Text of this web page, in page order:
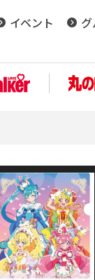
イベント